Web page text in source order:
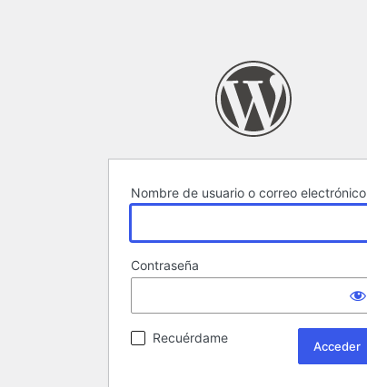
Nombre de usuario o correo electrónico
Contraseña
Recuérdame